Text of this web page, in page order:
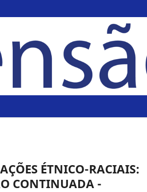
ÉTNICO-RACIAIS:
CONTINUADA -